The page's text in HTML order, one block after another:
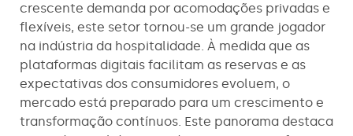
crescente demanda por acomodações privadas e
flexíveis, este setor tornou-se um grande jogador
na indústria da hospitalidade. À medida que as
plataformas digitais facilitam as reservas e as
expectativas dos consumidores evoluem, o
mercado está preparado para um crescimento e
transformação contínuos. Este panorama destaca